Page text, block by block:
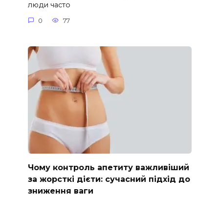
люди часто
0 77
Чому контроль апетиту важливіший
за жорсткі дієти: сучасний підхід до
зниження ваги